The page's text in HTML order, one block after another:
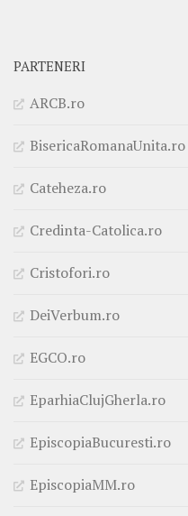
PARTENERI
ARCB.ro
BisericaRomanaUnita.ro
Cateheza.ro
Credinta-Catolica.ro
Cristofori.ro
DeiVerbum.ro
EGCO.ro
EparhiaClujGherla.ro
EpiscopiaBucuresti.ro
EpiscopiaMM.ro